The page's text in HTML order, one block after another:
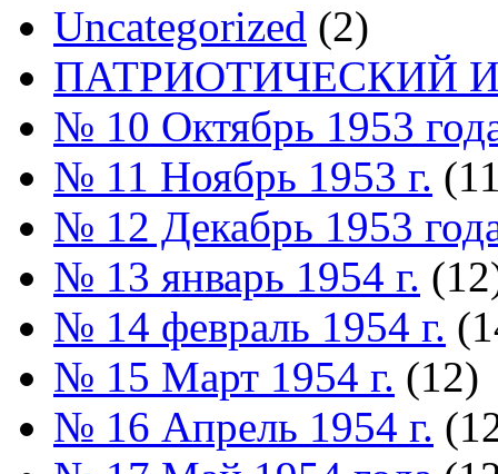
Uncategorized (2)
ПАТРИОТИЧЕСКИЙ
№ 10 Октябрь 1953
№ 11 Ноябрь 1953 г.
№ 12 Декабрь 1953
№ 13 январь 1954 г.
№ 14 февраль 1954 г.
№ 15 Март 1954 г. (12)
№ 16 Апрель 1954 г.